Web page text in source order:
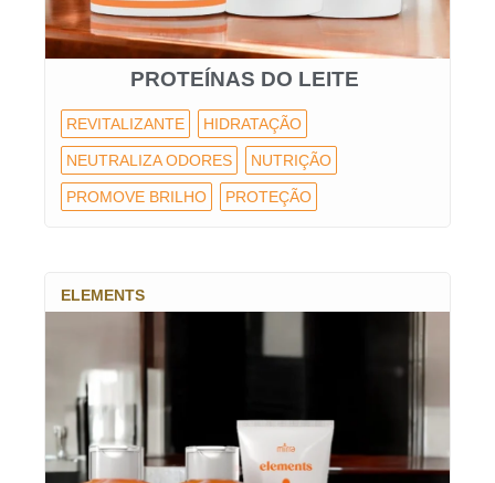
PROTEÍNAS DO LEITE
REVITALIZANTE HIDRATAÇÃO
NEUTRALIZA ODORES NUTRIÇÃO
PROMOVE BRILHO PROTEÇÃO
ELEMENTS